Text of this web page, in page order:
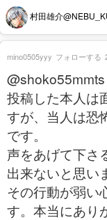
村田雄介
@shoko55mmts
投稿した本人は
すが、当人は恐
です。
声をあげて下さ
出来ないと思い
その行動が弱い
す。本当にあり
mino0505yyy フォローする